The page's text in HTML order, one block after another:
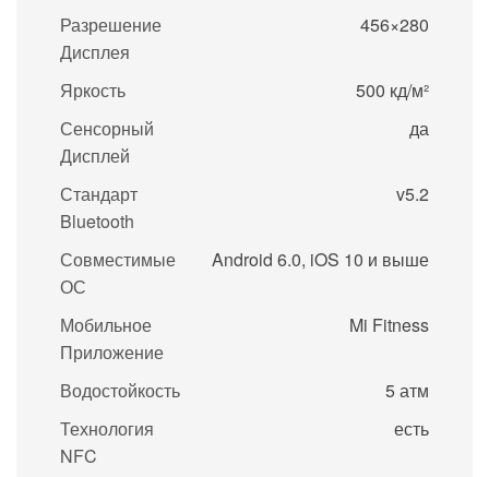
Разрешение
Дисплея
456×280
Яркость
500 кд/м²
Сенсорный
Дисплей
да
Стандарт
Bluetooth
v5.2
Совместимые
ОС
Android 6.0, iOS 10 и выше
Мобильное
Приложение
Mi Fitness
Водостойкость
5 атм
Технология
NFC
есть